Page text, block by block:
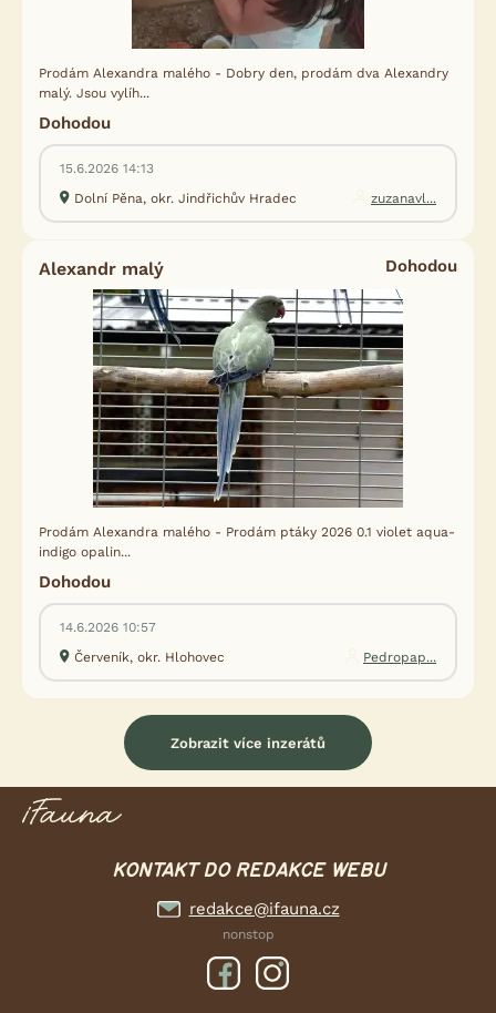
Prodám Alexandra malého - Dobry den, prodám dva Alexandry
malý. Jsou vylíh...
Dohodou
15.6.2026 14:13
Dolní Pěna, okr. Jindřichův Hradec
zuzanavl...
Alexandr malý Dohodou
Prodám Alexandra malého - Prodám ptáky 2026 0.1 violet aqua-
indigo opalin...
Dohodou
14.6.2026 10:57
Červeník, okr. Hlohovec
Pedropap...
Zobrazit více inzerátů
KONTAKT DO REDAKCE WEBU
redakce@ifauna.cz
nonstop